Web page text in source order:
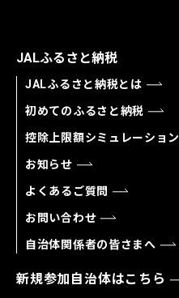
JALふるさと納税
JALふるさと納税とは
初めてのふるさと納税
控除上限額シミュレーション
お知らせ
よくあるご質問
お問い合わせ
自治体関係者の皆さまへ
新規参加自治体はこちら